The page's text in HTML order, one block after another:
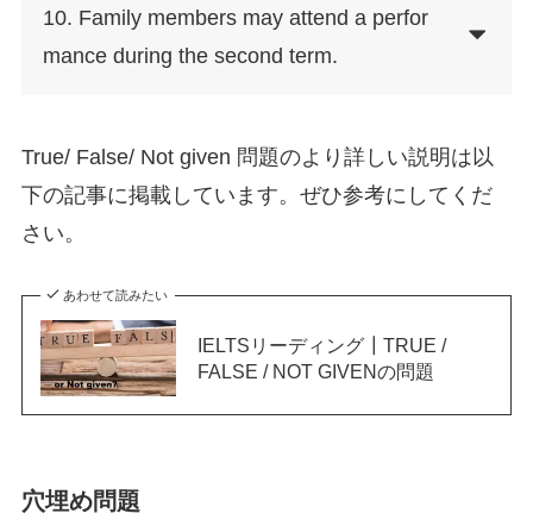
10. Family members may attend a perfor
mance during the second term.
True/ False/ Not given 問題のより詳しい説明は以
下の記事に掲載しています。ぜひ参考にしてくだ
さい。
あわせて読みたい
IELTSリーディング┃TRUE /
FALSE / NOT GIVENの問題
穴埋め問題